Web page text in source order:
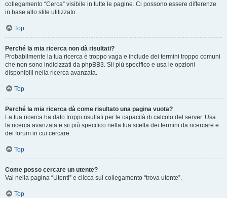
collegamento “Cerca” visibile in tutte le pagine. Ci possono essere differenze
in base allo stile utilizzato.
Top
Perché la mia ricerca non dà risultati?
Probabilmente la tua ricerca è troppo vaga e include dei termini troppo comuni
che non sono indicizzati da phpBB3. Sii più specifico e usa le opzioni
disponibili nella ricerca avanzata.
Top
Perché la mia ricerca dà come risultato una pagina vuota?
La tua ricerca ha dato troppi risultati per le capacità di calcolo del server. Usa
la ricerca avanzata e sii più specifico nella tua scelta dei termini da ricercare e
dei forum in cui cercare.
Top
Come posso cercare un utente?
Vai nella pagina “Utenti” e clicca sul collegamento “trova utente”.
Top